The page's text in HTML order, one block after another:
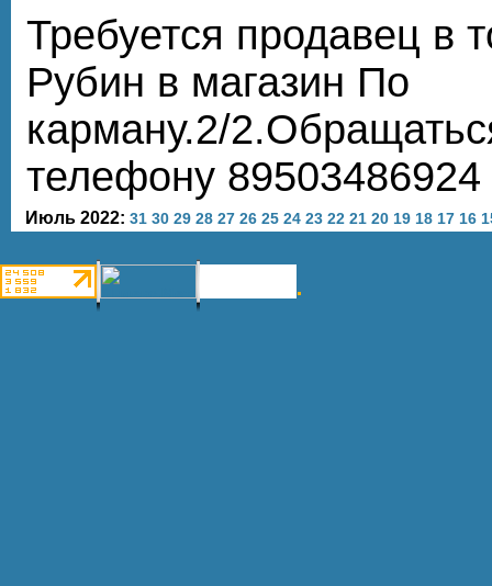
Требуется продавец в
Рубин в магазин По
карману.2/
телефону 89503486924
Июль 2022: 31 30 29 28 27 26 25 24 23 22 21 20 19 18 17 16